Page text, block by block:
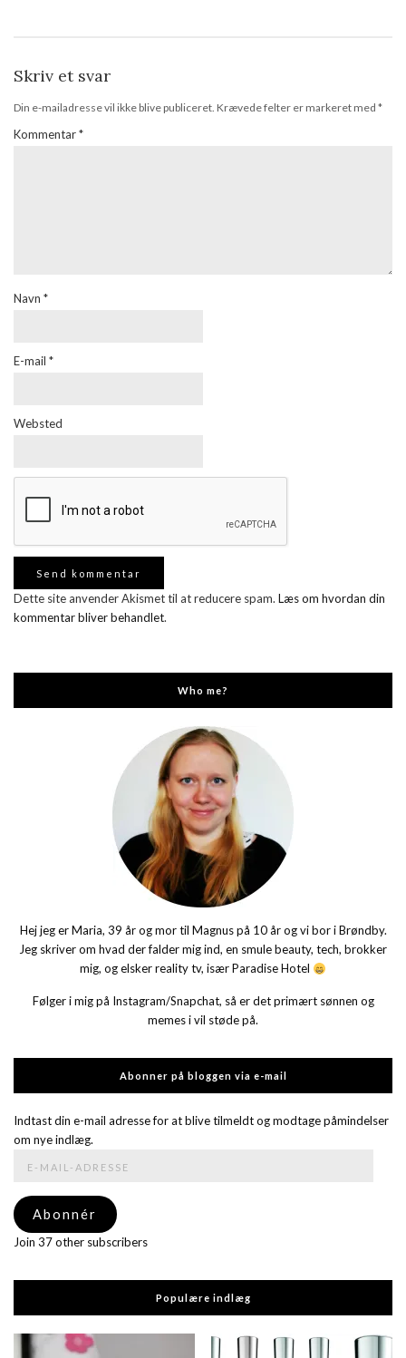
Skriv et svar
Din e-mailadresse vil ikke blive publiceret. Krævede felter er markeret med *
Kommentar*
Navn *
E-mail *
Websted
Dette site anvender Akismet til at reducere spam. Læs om hvordan din
kommentar bliver behandlet.
Who me?
Hej jeg er Maria, 39 år og mor til Magnus på 10 år og vi bor i Brøndby.
Jeg skriver om hvad der falder mig ind, en smule beauty, tech, brokker
mig, og elsker reality tv, især Paradise Hotel
Følger i mig på Instagram/Snapchat, så er det primært sønnen og
memes i vil støde på.
Abonner på bloggen via e-mail
Indtast din e-mail adresse for at blive tilmeldt og modtage påmindelser
om nye indlæg.
adresse
Abonnér
Join 37 other subscribers
Populære indlæg